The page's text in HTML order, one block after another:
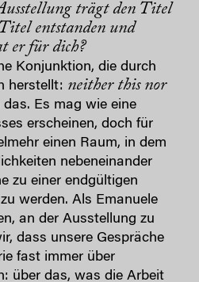
trägt den Titel
entstanden und
er für dich?
Konjunktion, die durch
herstellt: neither this nor
Es mag wie eine
erscheinen, doch für
einen Raum, in dem
nebeneinander
zu einer endgültigen
werden. Als Emanuele
an der Ausstellung zu
dass unsere Gespräche
fast immer über
über das, was die Arbeit